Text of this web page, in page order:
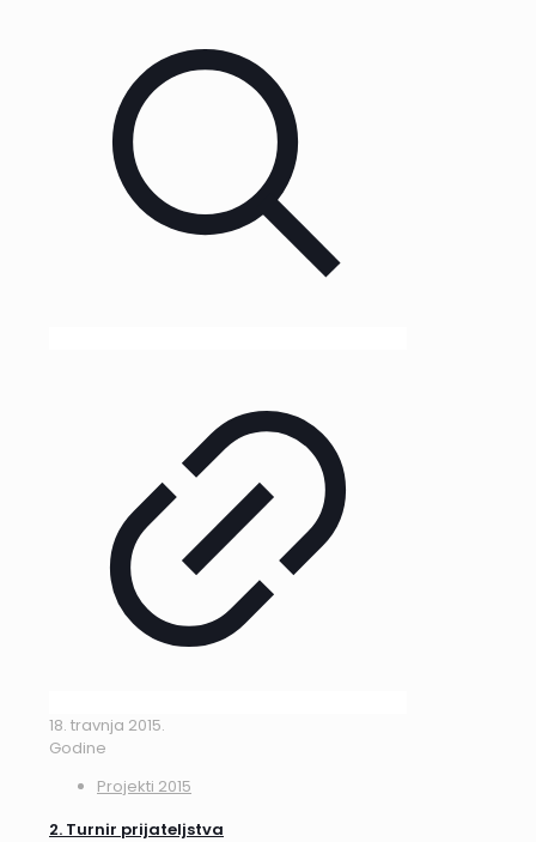
18. travnja 2015.
Godine
Projekti 2015
2. Turnir prijateljstva